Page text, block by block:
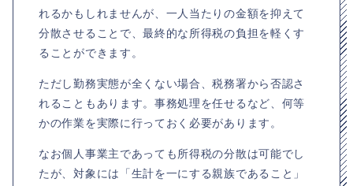
れるかもしれませんが、一人当たりの金額を抑えて
分散させることで、最終的な所得税の負担を軽くす
ることができます。
ただし勤務実態が全くない場合、税務署から否認さ
れることもあります。事務処理を任せるなど、何等
かの作業を実際に行っておく必要があります。
なお個人事業主であっても所得税の分散は可能でし
たが、対象には「生計を一にする親族であること」